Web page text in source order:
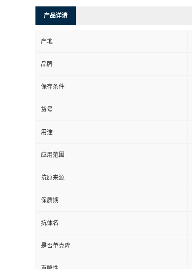
产品详请
产地
品牌
保存条件
货号
用途
应用范围
抗原来源
保质期
抗体名
是否单克隆